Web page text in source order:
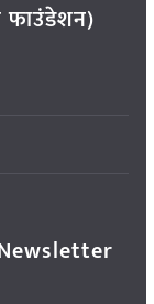
फाउंडेशन)